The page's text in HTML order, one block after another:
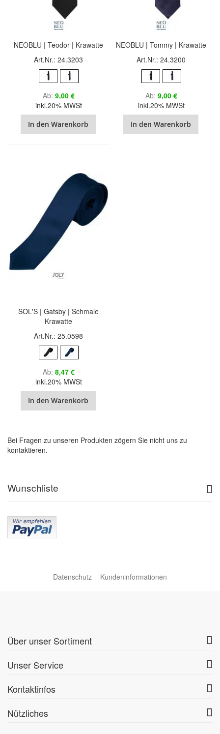
NEOBLU | Teodor | Krawatte
Art.Nr.: 24.3203
Ab 9,00 €
inkl.20% MWSt
In den Warenkorb
NEOBLU | Tommy | Krawatte
Art.Nr.: 24.3200
Ab 9,00 €
inkl.20% MWSt
In den Warenkorb
SOL'S | Gatsby | Schmale
Krawatte
Art.Nr.: 25.0598
Ab 8,47 €
inkl.20% MWSt
In den Warenkorb
Bei Fragen zu unseren Produkten zögern Sie nicht uns zu
kontaktieren.
Wunschliste
Datenschutz Kundeninformationen
Über unser Sortiment
Unser Service
Kontaktinfos
Nützliches